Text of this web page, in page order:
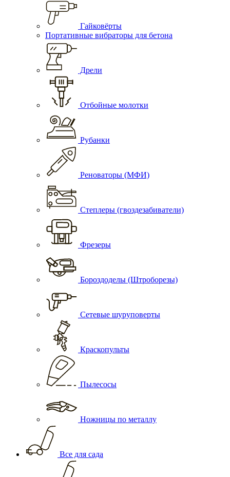
Гайковёрты
Портативные вибраторы для бетона
Дрели
Отбойные молотки
Рубанки
Реноваторы (МФИ)
Степлеры (гвоздезабиватели)
Фрезеры
Бороздоделы (Штроборезы)
Сетевые шуруповерты
Краскопульты
Пылесосы
Ножницы по металлу
Все для сада